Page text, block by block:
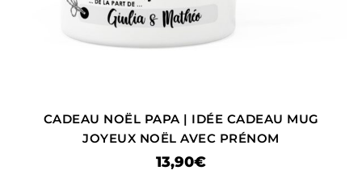
CADEAU NOËL PAPA | IDÉE CADEAU MUG
JOYEUX NOËL AVEC PRÉNOM
13,90€